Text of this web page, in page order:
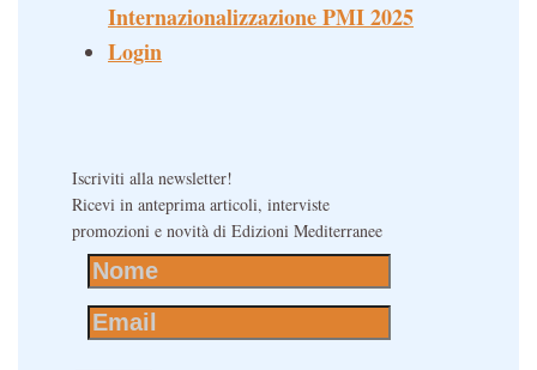
Internazionalizzazione PMI 2025
Login
Iscriviti alla newsletter!
Ricevi in anteprima articoli, interviste
promozioni e novità di Edizioni Mediterranee